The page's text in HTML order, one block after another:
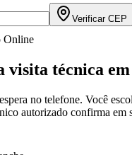
Verificar CEP
Online
visita técnica em
no telefone. Você
autorizado confirma em